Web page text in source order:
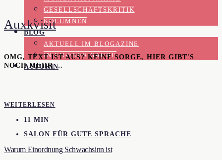
GESELLSCHAFTSKRITIK
KOLUMNEN
BLOG
AKTUELL IM BLOGAZINE
IN EIGENER SACHE
AUTORIN
Auxkvisit
OMG, TEXT IST AUS? KEINE SORGE, HIER GIBT'S
NOCH MEHR …
WEITERLESEN
11 MIN
SALON FÜR GUTE SPRACHE
Warum Einordnung Schwachsinn ist